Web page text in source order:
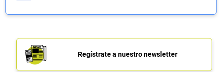
Regístrate a nuestro newsletter